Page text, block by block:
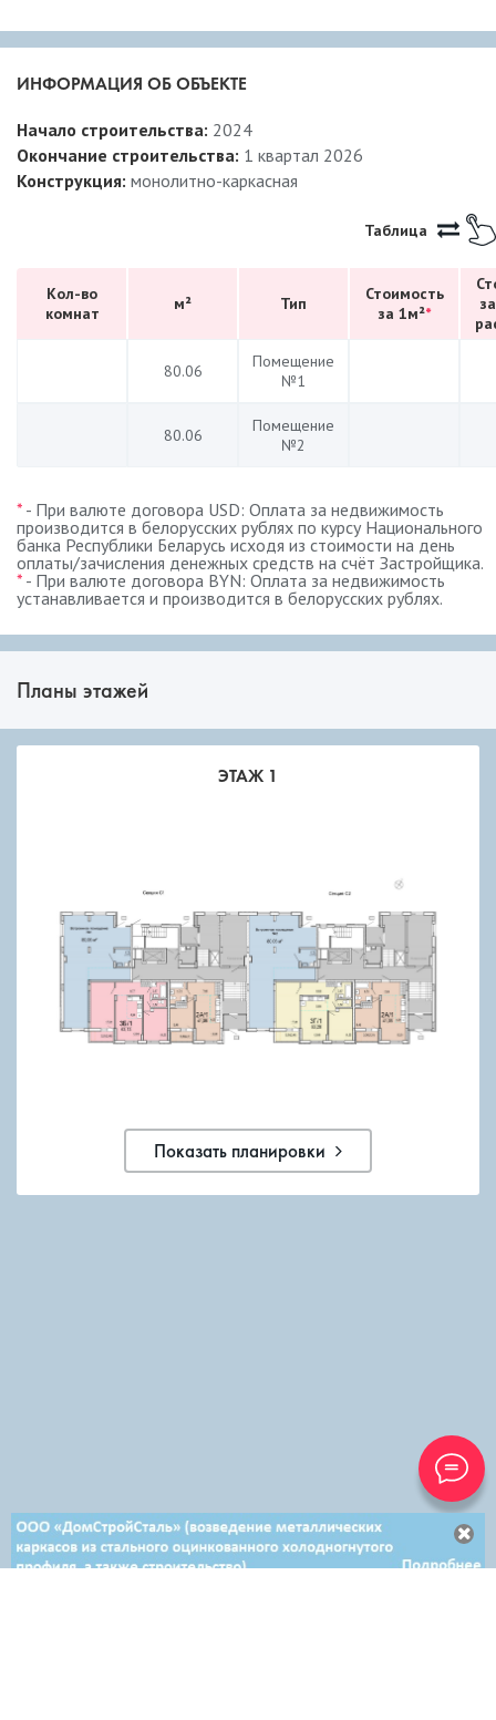
ИНФОРМАЦИЯ ОБ ОБЪЕКТЕ
Начало строительства: 2024
Окончание строительства: 1 квартал 2026
Конструкция: монолитно-каркасная
Таблица
Кол-во
комнат
м² Тип
Стоимость
за 1м²*
80.06
Помещение
№1
80.06
Помещение
№2
* - При валюте договора USD: Оплата за недвижимость
производится в белорусских рублях по курсу Национального
банка Республики Беларусь исходя из стоимости на день
оплаты/зачисления денежных средств на счёт Застройщика.
* - При валюте договора BYN: Оплата за недвижимость
устанавливается и производится в белорусских рублях.
Планы этажей
ЭТАЖ 1
Показать планировки